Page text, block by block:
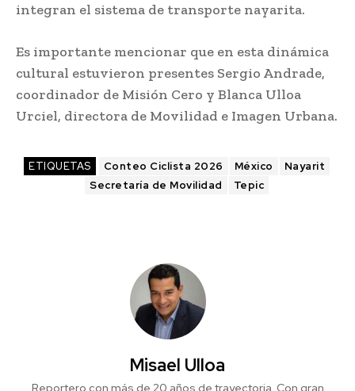
integran el sistema de transporte nayarita.
Es importante mencionar que en esta dinámica
cultural estuvieron presentes Sergio Andrade,
coordinador de Misión Cero y Blanca Ulloa
Urciel, directora de Movilidad e Imagen Urbana.
ETIQUETAS Conteo Ciclista 2026 México
Nayarit
Secretaría de Movilidad
Tepic
Misael Ulloa
Reportero con más de 20 años de trayectoria. Con gran